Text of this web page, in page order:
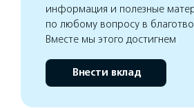
информация и полезные
по любому вопросу в
Вместе мы этого достигнем
Внести вклад